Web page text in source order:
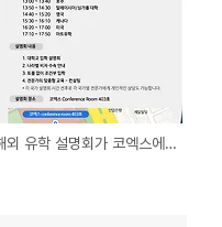
해외 유학 설명회가 코엑스에서 열려요. (6월28일)